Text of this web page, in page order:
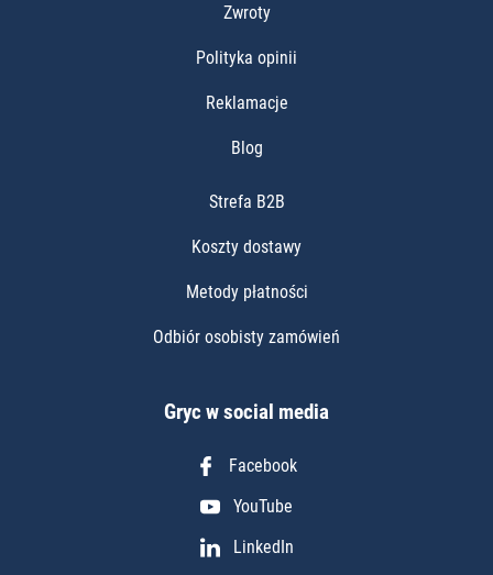
Zwroty
Polityka opinii
Reklamacje
Blog
Strefa B2B
Koszty dostawy
Metody płatności
Odbiór osobisty zamówień
Gryc w social media
Facebook
YouTube
LinkedIn